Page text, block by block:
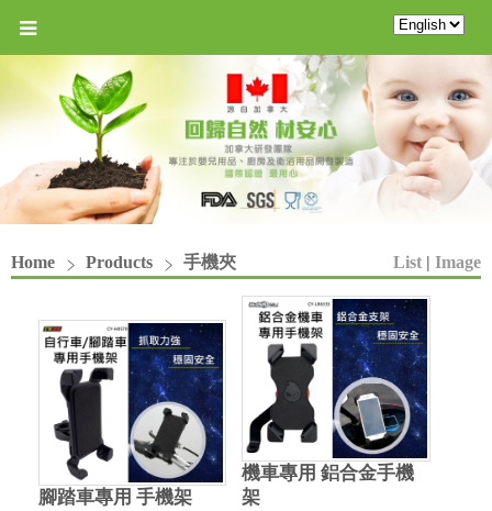
Home Products 手機夾 List | Image
腳踏車專用 手機架
機車專用 鋁合金手機
架